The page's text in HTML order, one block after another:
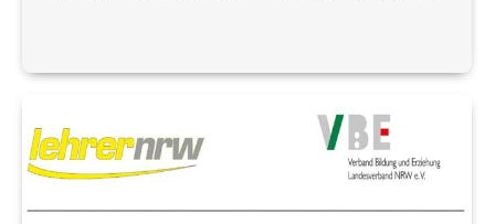
Realschulen im kommenden Schuljahr noch
erheblich verschärfen. Denn dann werden…